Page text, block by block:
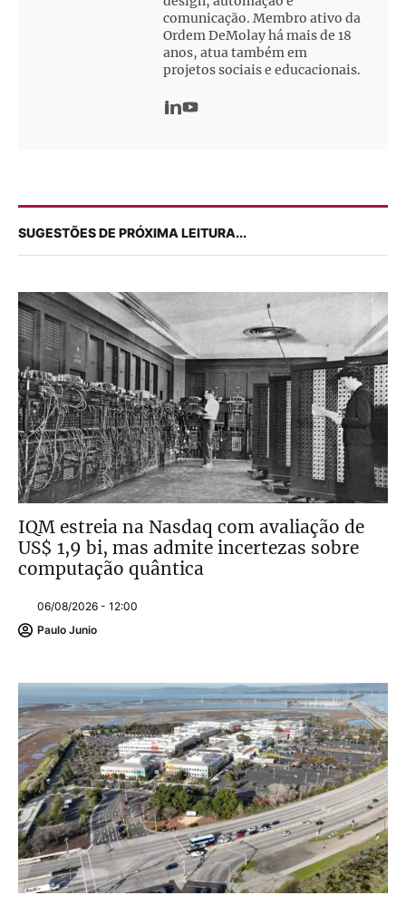
comunicação. Membro ativo da
Ordem DeMolay há mais de 18
anos, atua também em
projetos sociais e educacionais.
SUGESTÕES DE PRÓXIMA LEITURA...
IQM estreia na Nasdaq com avaliação de
US$ 1,9 bi, mas admite incertezas sobre
computação quântica
06/08/2026 - 12:00
Paulo Junio